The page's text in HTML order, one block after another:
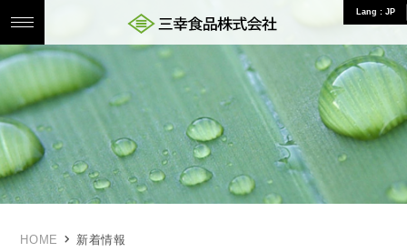
三幸食品株式会社 食のことならお任せ
Lang : JP
HOME 新着情報